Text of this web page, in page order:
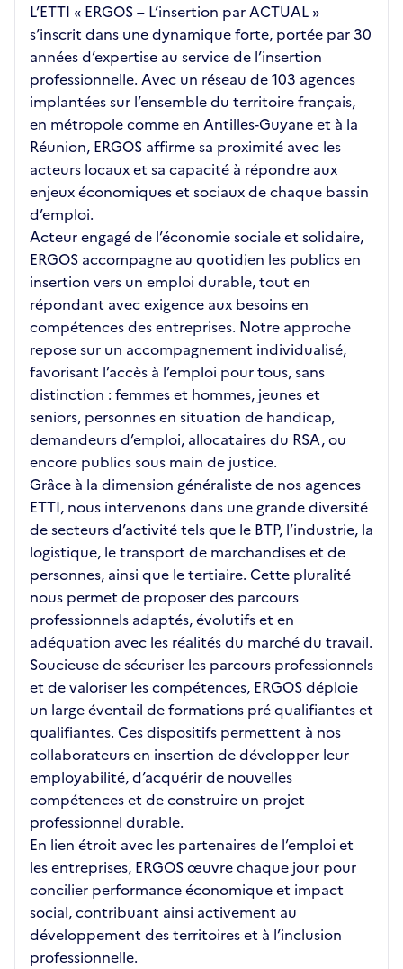
L’ETTI « ERGOS – L’insertion par ACTUAL »
s’inscrit dans une dynamique forte, portée par 30
années d’expertise au service de l’insertion
professionnelle. Avec un réseau de 103 agences
implantées sur l’ensemble du territoire français,
en métropole comme en Antilles-Guyane et à la
Réunion, ERGOS affirme sa proximité avec les
acteurs locaux et sa capacité à répondre aux
enjeux économiques et sociaux de chaque bassin
d’emploi.
Acteur engagé de l’économie sociale et solidaire,
ERGOS accompagne au quotidien les publics en
insertion vers un emploi durable, tout en
répondant avec exigence aux besoins en
compétences des entreprises. Notre approche
repose sur un accompagnement individualisé,
favorisant l’accès à l’emploi pour tous, sans
distinction : femmes et hommes, jeunes et
seniors, personnes en situation de handicap,
demandeurs d’emploi, allocataires du RSA, ou
encore publics sous main de justice.
Grâce à la dimension généraliste de nos agences
ETTI, nous intervenons dans une grande diversité
de secteurs d’activité tels que le BTP, l’industrie, la
logistique, le transport de marchandises et de
personnes, ainsi que le tertiaire. Cette pluralité
nous permet de proposer des parcours
professionnels adaptés, évolutifs et en
adéquation avec les réalités du marché du travail.
Soucieuse de sécuriser les parcours professionnels
et de valoriser les compétences, ERGOS déploie
un large éventail de formations pré qualifiantes et
qualifiantes. Ces dispositifs permettent à nos
collaborateurs en insertion de développer leur
employabilité, d’acquérir de nouvelles
compétences et de construire un projet
professionnel durable.
En lien étroit avec les partenaires de l’emploi et
les entreprises, ERGOS œuvre chaque jour pour
concilier performance économique et impact
social, contribuant ainsi activement au
développement des territoires et à l’inclusion
professionnelle.